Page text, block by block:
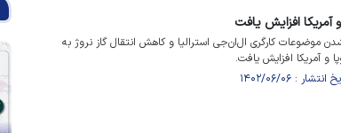
آمریکا افزایش یافت
موضوعات کارگری ال‌ان‌جی استرالیا و کاهش انتقال گاز نروژ به
و آمریکا افزایش یافت.